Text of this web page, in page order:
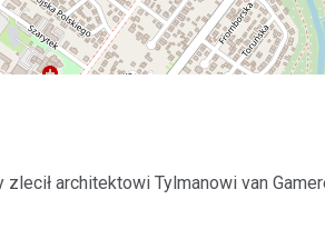
architektowi Tylmanowi van